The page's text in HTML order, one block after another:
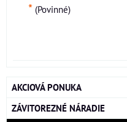
* (Povinné)
AKCIOVÁ PONUKA
ZÁVITOREZNÉ NÁRADIE